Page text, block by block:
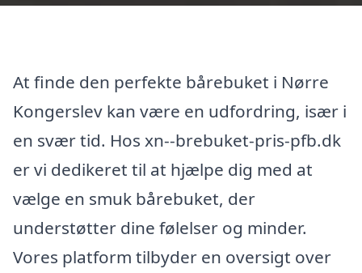
At finde den perfekte bårebuket i Nørre
Kongerslev kan være en udfordring, især i
en svær tid. Hos xn--brebuket-pris-pfb.dk
er vi dedikeret til at hjælpe dig med at
vælge en smuk bårebuket, der
understøtter dine følelser og minder.
Vores platform tilbyder en oversigt over